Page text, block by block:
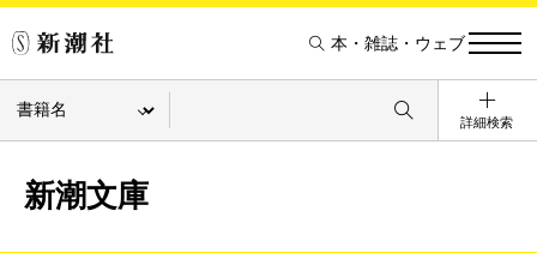
本・雑誌・ウェブ
詳細検索
新潮文庫